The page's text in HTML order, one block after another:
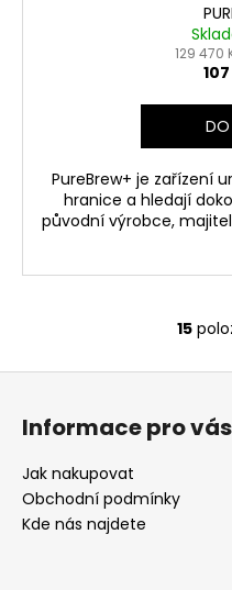
129 470
DO
PureBrew+ je zařízení
hranice a hledají
původní výrobce,
15
Z
Informace pro vás
Jak nakupovat
Obchodní podmínky
Kde nás najdete